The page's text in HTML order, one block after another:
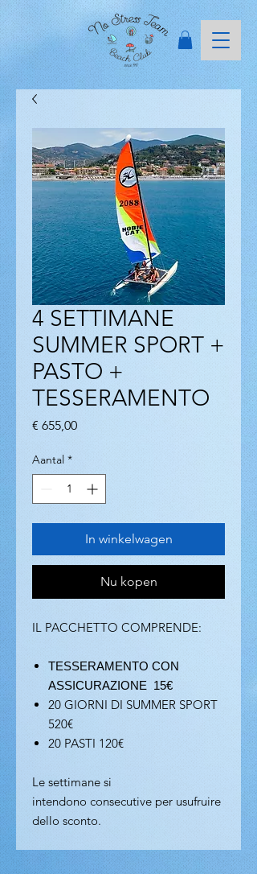
4 SETTIMANE
SUMMER SPORT +
PASTO +
TESSERAMENTO
€ 655,00Prijs
Aantal *
In winkelwagen
Nu kopen
IL PACCHETTO COMPRENDE:
TESSERAMENTO CON
ASSICURAZIONE 15€
20 GIORNI DI SUMMER SPORT
520€
20 PASTI 120€
Le settimane si
intendono consecutive per usufruire
dello sconto.